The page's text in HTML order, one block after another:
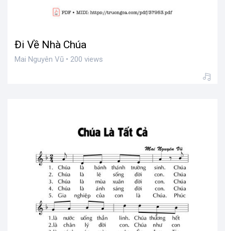
Đi Về Nhà Chúa
Mai Nguyên Vũ • 200 views